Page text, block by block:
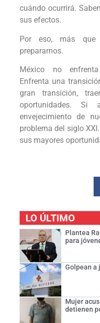
cuándo ocurrirá.
sus efectos.
Por eso, más que
prepararnos.
México no
Enfrenta una
gran transición,
oportunidades. Si
envejecimiento de
problema del siglo
sus mayores
LO ÚLTIMO
Plantea
para
Golpean a
Mujer
detienen